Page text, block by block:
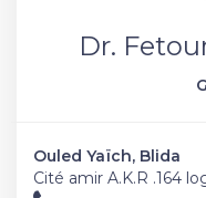
Dr.
Ouled Yaïch, Blida
Cité amir A.K.R .164